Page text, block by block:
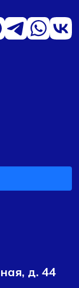
д. 44